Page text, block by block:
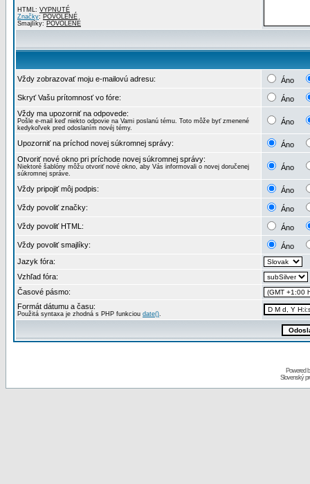
HTML: VYPNUTÉ
Značky: POVOLENÉ
Smajlíky: POVOLENÉ
Vždy zobrazovať moju e-mailovú adresu: Áno
Skryť Vašu prítomnosť vo fóre:
Áno
Vždy ma upozorniť na odpovede:
Pošle e-mail keď niekto odpovie na Vami poslanú tému. Toto môže byť zmenené
kedykoľvek pred odoslaním novéj témy.
Áno
Upozorniť na príchod novej súkromnej správy:
Áno
Otvoriť nové okno pri príchode novej súkromnej správy:
Niektoré šablóny môžu otvoriť nové okno, aby Vás informovali o novej doručenej
súkromnej správe.
Áno
Vždy pripojiť môj podpis: Áno
Vždy povoliť značky: Áno
Vždy povoliť HTML: Áno
Vždy povoliť smajlíky:
Áno
Jazyk fóra:
Vzhľad fóra:
Časové pásmo:
Formát dátumu a času:
Použitá syntaxa je zhodná s PHP funkciou date().
Powered
Slovenský